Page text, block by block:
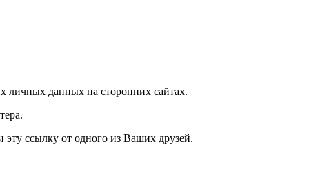
личных данных на сторонних сайтах.
эту ссылку от одного из Ваших друзей.